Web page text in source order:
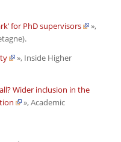
for PhD supervisors
»,
.
», Inside Higher
Wider inclusion in the
»,Academic